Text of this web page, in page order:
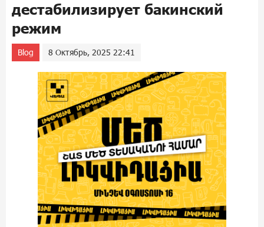
дестабилизирует бакинский
режим
Blog 8 Октябрь, 2025 22:41